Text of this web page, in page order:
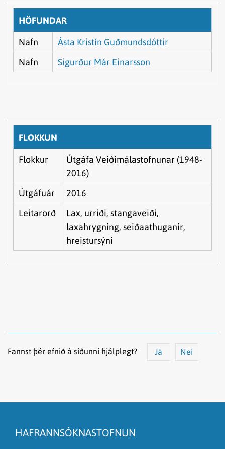
HÖFUNDAR
Nafn
Ásta Kristín Guðmundsdóttir
Nafn
Sigurður Már Einarsson
FLOKKUN
Flokkur
Útgáfa Veiðimálastofnunar (1948-
2016)
Útgáfuár
2016
Leitarorð
Lax, urriði, stangaveiði,
laxahrygning, seiðaathuganir,
hreistursýni
Fannst þér efnið á síðunni hjálplegt? Já Nei
Það er of mikið efni á síðunni
HAFRANNSÓKNASTOFNUN